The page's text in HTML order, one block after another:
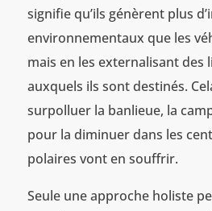
signifie qu’ils génèrent plus
environnementaux que les
mais en les externalisant des
auxquels ils sont destinés.
surpolluer la banlieue, la
pour la diminuer dans les
polaires vont en souffrir.
Seule une approche holiste